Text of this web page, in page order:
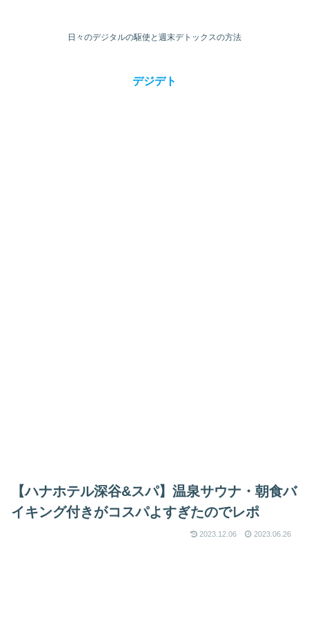
日々のデジタルの駆使と週末デトックスの方法
デジデト
【ハナホテル深谷&スパ】温泉サウナ・朝食バ
イキング付きがコスパよすぎたのでレポ
2023.12.06 2023.06.26